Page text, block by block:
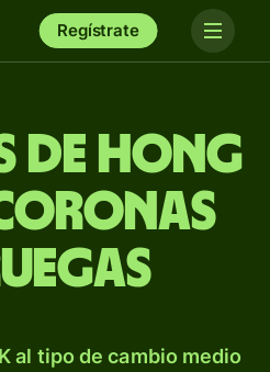
Regístrate
de Hong
al tipo de cambio medio